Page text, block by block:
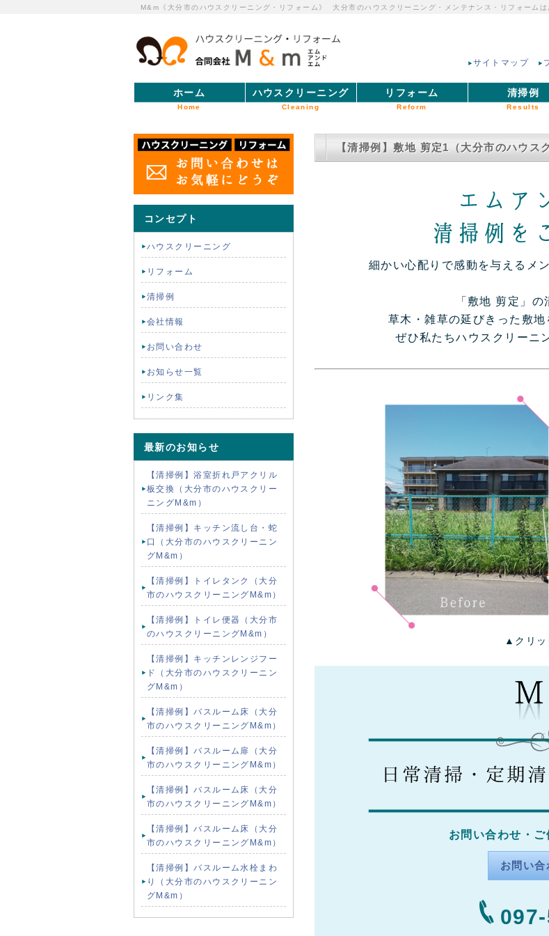
M&m《大分市のハウスクリーニング・リフォーム》 大分市のハウスクリーニング・メンテナンス・リフォーム
サイトマップ
ホーム
Home
ハウスクリーニング
Cleaning
リフォーム
Reform
清掃例
Results
【清掃例】敷地 剪定1（大分市のハウス
細かい心配りで感動を与えるメ
「敷地 剪定」の
草木・雑草の延びきった敷地
ぜひ私たちハウスクリーニ
▲クリ
お問い合わせ・
お問い合
コンセプト
ハウスクリーニング
リフォーム
清掃例
会社情報
お問い合わせ
お知らせ一覧
リンク集
最新のお知らせ
【清掃例】浴室折れ戸アクリル
板交換（大分市のハウスクリー
ニングM&m）
【清掃例】キッチン流し台・蛇
口（大分市のハウスクリーニン
グM&m）
【清掃例】トイレタンク（大分
市のハウスクリーニングM&m）
【清掃例】トイレ便器（大分市
のハウスクリーニングM&m）
【清掃例】キッチンレンジフー
ド（大分市のハウスクリーニン
グM&m）
【清掃例】バスルーム床（大分
市のハウスクリーニングM&m）
【清掃例】バスルーム扉（大分
市のハウスクリーニングM&m）
【清掃例】バスルーム床（大分
市のハウスクリーニングM&m）
【清掃例】バスルーム床（大分
市のハウスクリーニングM&m）
【清掃例】バスルーム水栓まわ
り（大分市のハウスクリーニン
グM&m）